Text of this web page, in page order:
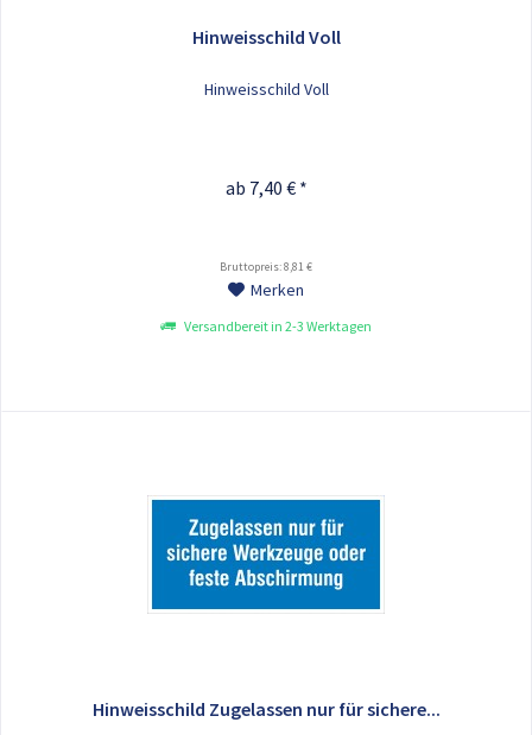
Hinweisschild Voll
Hinweisschild Voll
ab 7,40 € *
Bruttopreis: 8,81 €
Merken
Versandbereit in 2-3 Werktagen
Hinweisschild Zugelassen nur für sichere...